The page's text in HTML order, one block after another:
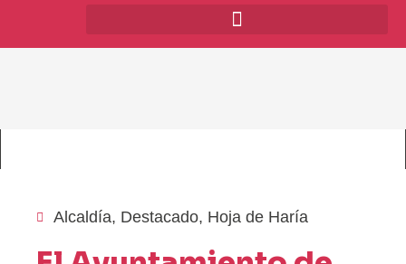
Alcaldía, Destacado, Hoja de Haría